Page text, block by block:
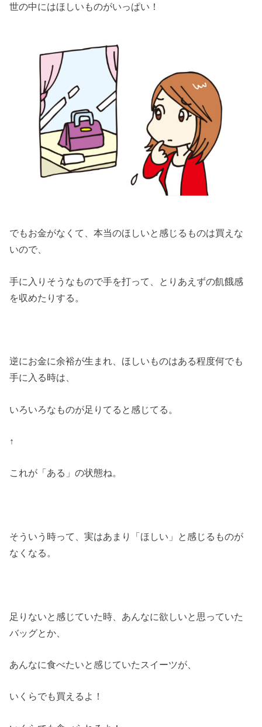
世の中にはほしいものがいっぱい！
でもお金がなくて、本当のほしいと感じるものは買えな
いので、
手に入りそうなもので手を打って、とりあえずの飢餓感
を収めたりする。
逆にお金に余裕が生まれ、ほしいものはある程度何でも
手に入る時は、
いろいろなものが足りてると感じてる。
↑
これが「ある」の状態ね。
そういう時って、実はあまり「ほしい」と感じるものが
なくなる。
足りないと感じていた時、あんなに欲しいと思っていた
バッグとか、
あんなに食べたいと感じていたスイーツが、
いくらでも買えるよ！